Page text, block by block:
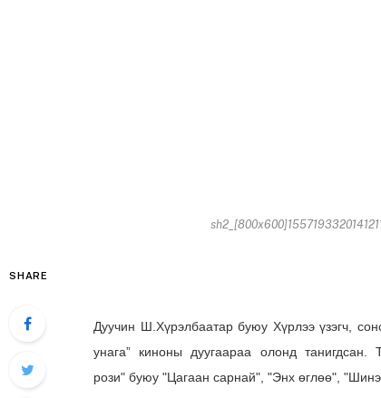
SHARE
Дуучин Ш.Хүрэлбаатар буюу Хүрлээ үзэгч,
унага” киноны дуугаараа олонд
рози" буюу "Цагаан сарнай", "Энх өглөө", "Шинэ